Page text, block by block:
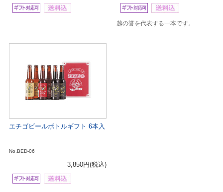
越の誉を代表する一本です。
エチゴビールボトルギフト 6本入
No.BED-06
3,850円(税込)